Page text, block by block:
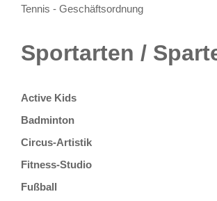
Tennis - Geschäftsordnung
Sportarten /
Active Kids
Badminton
Circus-Artistik
Fitness-Studio
Fußball